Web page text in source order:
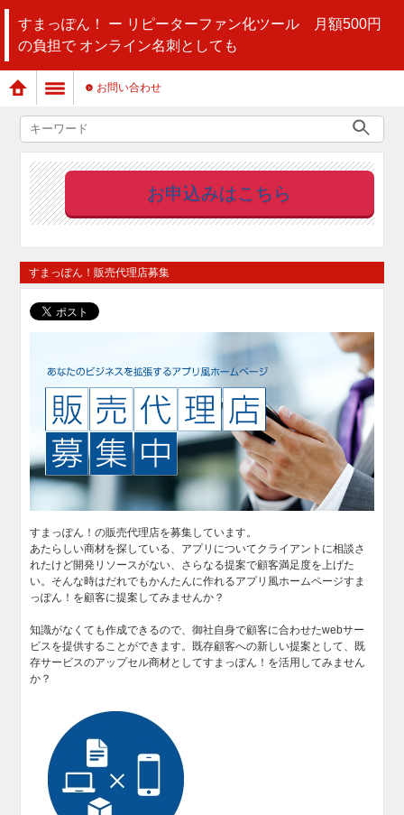
すまっぽん！ ー リピーターファン化ツール 月額500円
の負担で オンライン名刺としても
お問い合わせ
お申込みはこちら
すまっぽん！販売代理店募集
すまっぽん！の販売代理店を募集しています。
あたらしい商材を探している、アプリについてクライアントに相談さ
れたけど開発リソースがない、さらなる提案で顧客満足度を上げた
い。そんな時はだれでもかんたんに作れるアプリ風ホームページすま
っぽん！を顧客に提案してみませんか？
知識がなくても作成できるので、御社自身で顧客に合わせたwebサー
ビスを提供することができます。既存顧客への新しい提案として、既
存サービスのアップセル商材としてすまっぽん！を活用してみません
か？